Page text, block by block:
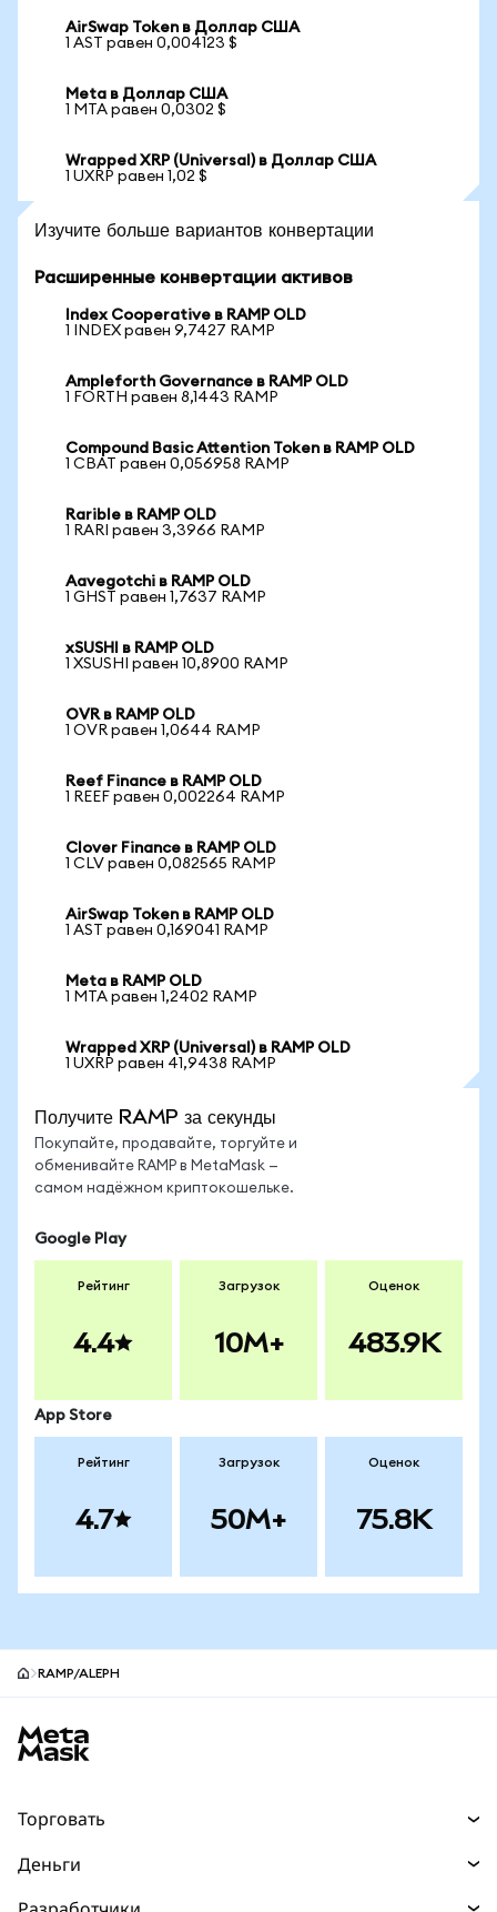
AirSwap Token в Доллар США
1 AST равен 0,004123 $
Meta в Доллар США
1 MTA равен 0,0302 $
Wrapped XRP (Universal) в Доллар США
1 UXRP равен 1,02 $
Изучите больше вариантов конвертации
Расширенные конвертации активов
Index Cooperative в RAMP OLD
1 INDEX равен 9,7427 RAMP
Ampleforth Governance в RAMP OLD
1 FORTH равен 8,1443 RAMP
Compound Basic Attention Token в RAMP OLD
1 CBAT равен 0,056958 RAMP
Rarible в RAMP OLD
1 RARI равен 3,3966 RAMP
Aavegotchi в RAMP OLD
1 GHST равен 1,7637 RAMP
xSUSHI в RAMP OLD
1 XSUSHI равен 10,8900 RAMP
OVR в RAMP OLD
1 OVR равен 1,0644 RAMP
Reef Finance в RAMP OLD
1 REEF равен 0,002264 RAMP
Clover Finance в RAMP OLD
1 CLV равен 0,082565 RAMP
AirSwap Token в RAMP OLD
1 AST равен 0,169041 RAMP
Meta в RAMP OLD
1 MTA равен 1,2402 RAMP
Wrapped XRP (Universal) в RAMP OLD
1 UXRP равен 41,9438 RAMP
Получите RAMP за секунды
Покупайте, продавайте, торгуйте и
обменивайте RAMP в MetaMask —
самом надёжном криптокошельке.
Google Play
Рейтинг
4.4
Загрузок
10M+
Оценок
483.9K
App Store
Рейтинг
4.7
Загрузок
50M+
Оценок
75.8K
RAMP/ALEPH
Торговать
Деньги